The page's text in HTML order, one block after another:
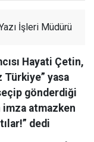
İşleri Müdürü
Hayati Çetin,
Türkiye” yasa
gönderdiği
atmazken
dedi